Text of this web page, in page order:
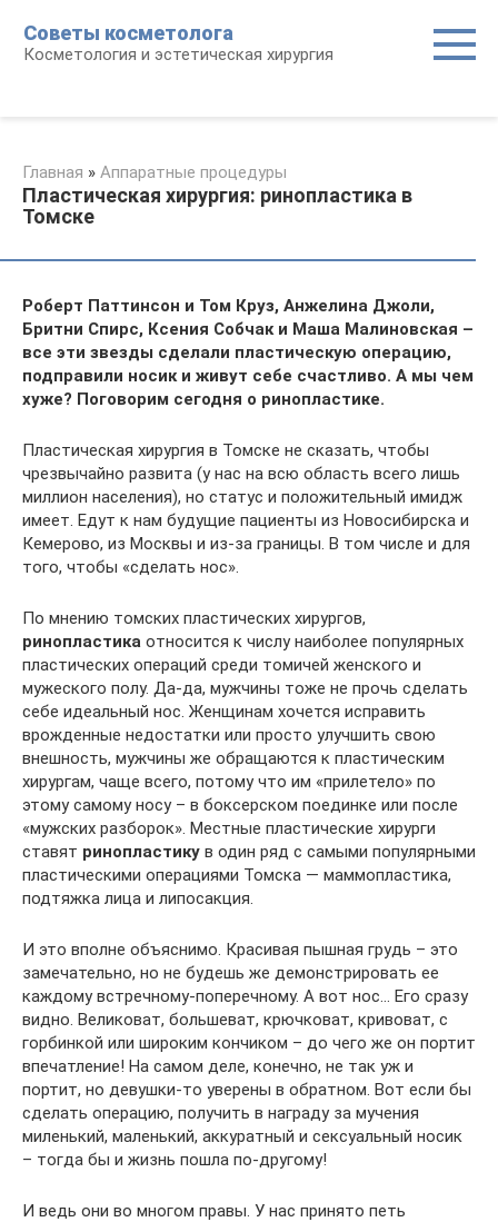
контенту
Советы косметолога
Косметология и эстетическая хирургия
Главная » Аппаратные процедуры
Пластическая хирургия: ринопластика в
Томске
Роберт Паттинсон и Том Круз, Анжелина Джоли,
Бритни Спирс, Ксения Собчак и Маша Малиновская –
все эти звезды сделали пластическую операцию,
подправили носик и живут себе счастливо. А мы чем
хуже? Поговорим сегодня о ринопластике.
Пластическая хирургия в Томске не сказать, чтобы
чрезвычайно развита (у нас на всю область всего лишь
миллион населения), но статус и положительный имидж
имеет. Едут к нам будущие пациенты из Новосибирска и
Кемерово, из Москвы и из-за границы. В том числе и для
того, чтобы «сделать нос».
По мнению томских пластических хирургов,
ринопластика относится к числу наиболее популярных
пластических операций среди томичей женского и
мужеского полу. Да-да, мужчины тоже не прочь сделать
себе идеальный нос. Женщинам хочется исправить
врожденные недостатки или просто улучшить свою
внешность, мужчины же обращаются к пластическим
хирургам, чаще всего, потому что им «прилетело» по
этому самому носу – в боксерском поединке или после
«мужских разборок». Местные пластические хирурги
ставят ринопластику в один ряд с самыми популярными
пластическими операциями Томска — маммопластика,
подтяжка лица и липосакция.
И это вполне объяснимо. Красивая пышная грудь – это
замечательно, но не будешь же демонстрировать ее
каждому встречному-поперечному. А вот нос… Его сразу
видно. Великоват, большеват, крючковат, кривоват, с
горбинкой или широким кончиком – до чего же он портит
впечатление! На самом деле, конечно, не так уж и
портит, но девушки-то уверены в обратном. Вот если бы
сделать операцию, получить в награду за мучения
миленький, маленький, аккуратный и сексуальный носик
– тогда бы и жизнь пошла по-другому!
И ведь они во многом правы. У нас принято петь